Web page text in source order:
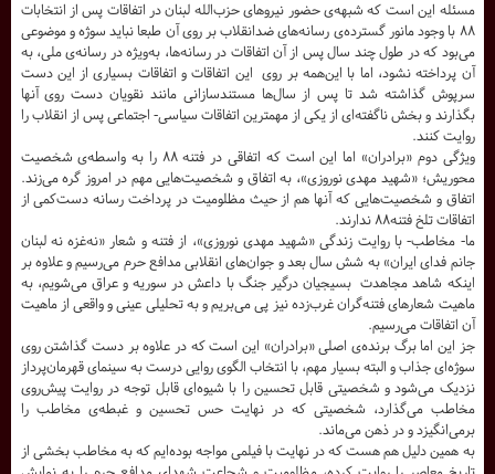
مسئله این است که شبهه‌ی حضور نیروهای حزب‌الله لبنان در اتفاقات پس از انتخابات
۸۸ با وجود مانور گسترده‌ی رسانه‌های ضدانقلاب بر روی آن طبعا نباید سوژه و موضوعی
می‌بود که در طول چند سال پس از آن اتفاقات در رسانه‌ها، به‌ویژه در رسانه‌ی ملی، به
آن پرداخته نشود، اما با این‌همه بر روی این اتفاقات و اتفاقات بسیاری از این دست
سرپوش گذاشته شد تا پس از سال‌ها مستندسازانی مانند نقویان دست روی آنها
بگذارند و بخش ناگفته‌ای از یکی از مهمترین اتفاقات سیاسی- اجتماعی پس از انقلاب را
روایت کنند.
ویژگی دوم «برادران» اما این است که اتفاقی در فتنه ۸۸ را به واسطه‌ی شخصیت
محوریش؛ «شهید مهدی نوروزی»، به اتفاق و شخصیت‌هایی مهم در امروز گره می‌زند.
اتفاق و شخصیت‌هایی که آنها هم از حیث مظلومیت در پرداخت رسانه دست‌کمی از
اتفاقات تلخ فتنه۸۸ ندارند.
ما- مخاطب- با روایت زندگی «شهید مهدی نوروزی»، از فتنه و شعار «نه‌غزه نه لبنان
جانم فدای ایران» به شش سال بعد و جوان‌های انقلابی مدافع حرم می‌رسیم و علاوه بر
اینکه شاهد مجاهدت بسیجیان درگیر جنگ با داعش در سوریه و عراق می‌شویم، به
ماهیت شعارهای فتنه‌گران غرب‌زده نیز پی می‌بریم و به تحلیلی عینی و واقعی از ماهیت
آن اتفاقات می‌رسیم.
جز این اما برگ برنده‌ی اصلی «برادران» این است که در علاوه بر دست گذاشتن روی
سوژه‌ای جذاب و البته بسیار مهم، با انتخاب الگوی روایی درست به سینمای قهرمان‌پرداز
نزدیک می‌شود و شخصیتی قابل تحسین را با شیوه‌ای قابل توجه در روایت پیش‌روی
مخاطب می‌گذارد، شخصیتی که در نهایت حس تحسین و غبطه‌ی مخاطب را
برمی‌انگیزد و در ذهن می‌ماند.
به همین دلیل هم هست که در نهایت با فیلمی مواجه بوده‌ایم که به مخاطب بخشی از